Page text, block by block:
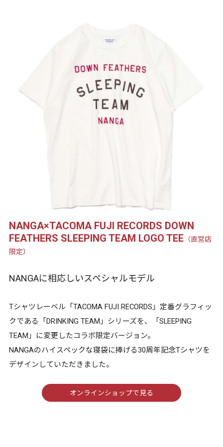
NANGA×TACOMA FUJI RECORDS DOWN
FEATHERS SLEEPING TEAM LOGO TEE（直営店
限定）
NANGAに相応しいスペシャルモデル
Tシャツレーベル「TACOMA FUJI RECORDS」定番グラフィッ
クである「DRINKING TEAM」シリーズを、「SLEEPING
TEAM」に変更したコラボ限定バージョン。
NANGAのハイスペックな寝袋に捧げる30周年記念Tシャツを
デザインしていただきました。
オンラインショップで見る